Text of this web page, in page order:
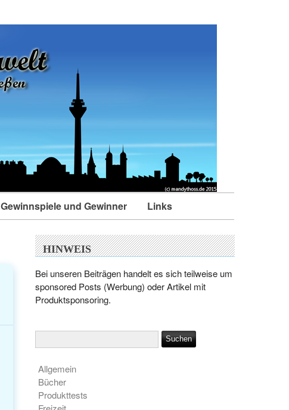
Gewinnspiele und Gewinner Links
HINWEIS
Bei unseren Beiträgen handelt es sich teilweise um
sponsored Posts (Werbung) oder Artikel mit
Produktsponsoring.
Allgemein
Bücher
Produkttests